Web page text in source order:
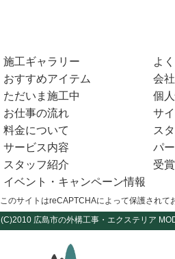
施工ギャラリー
おすすめアイテム
ただいま施工中
お仕事の流れ
料金について
サービス内容
スタッフ紹介
イベント・キャンペーン情報
よ
会
個
サ
ス
パ
受
このサイトはreCAPTCHAによって保護されて
(C)2010 広島市の外構工事・エクステリア